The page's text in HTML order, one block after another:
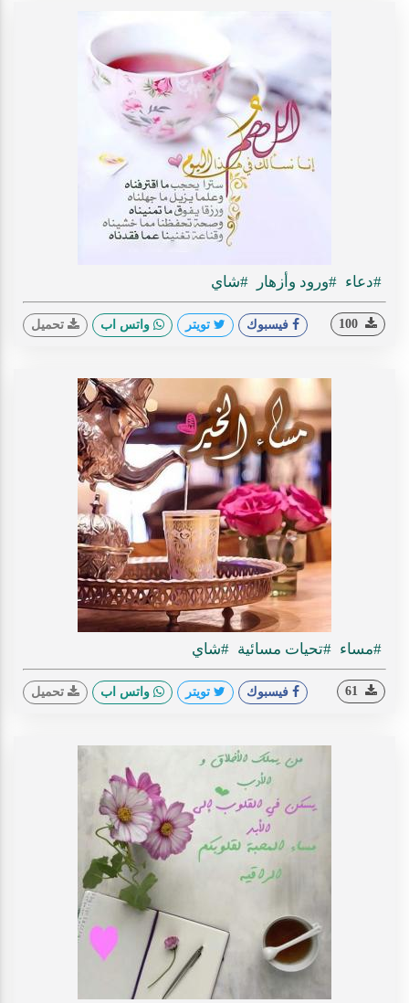
#دعاء #ورود وأزهار #شاي
فيسبوك تويتر واتس اب تحميل
#مساء #تحيات مسائية #شاي
فيسبوك تويتر واتس اب تحميل